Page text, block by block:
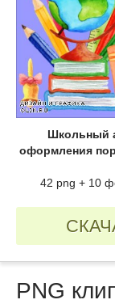
Школьный
оформления
42 png + 10
PNG